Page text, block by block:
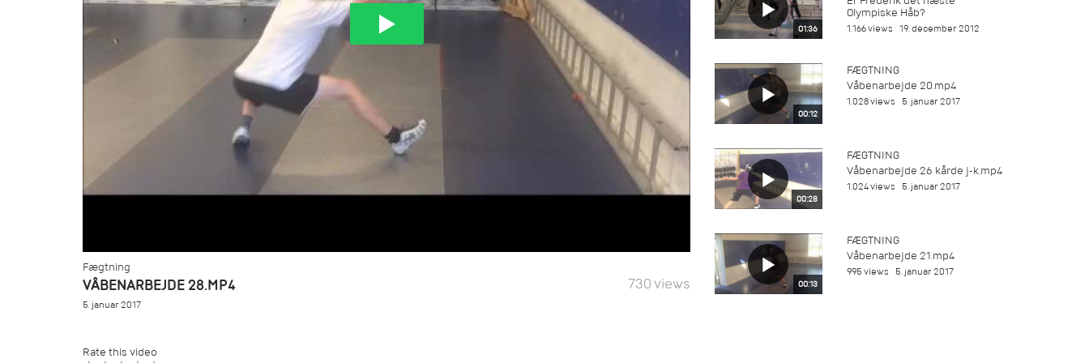
Fægtning
VÅBENARBEJDE 28.MP4 730 views
5. januar 2017
Rate this video
01:36
Olympiske Håb?
1.166 views 19. december 2012
00:12
FÆGTNING
Våbenarbejde 20.mp4
1.028 views 5. januar 2017
00:28
FÆGTNING
Våbenarbejde 26 kårde j-k.mp4
1.024 views 5. januar 2017
00:13
FÆGTNING
Våbenarbejde 21.mp4
995 views 5. januar 2017